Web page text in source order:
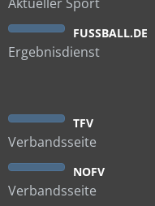
FUSSBALL.DE
Ergebnisdienst
TFV
Verbandsseite
NOFV
Verbandsseite